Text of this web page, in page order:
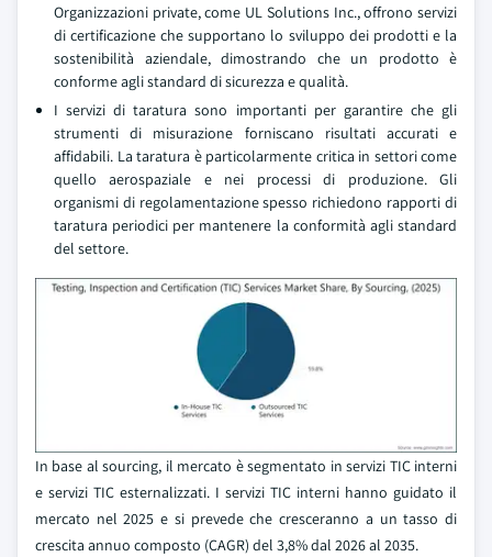
Organizzazioni private, come UL Solutions Inc., offrono servizi
di certificazione che supportano lo sviluppo dei prodotti e la
sostenibilità aziendale, dimostrando che un prodotto è
conforme agli standard di sicurezza e qualità.
I servizi di taratura sono importanti per garantire che gli
strumenti di misurazione forniscano risultati accurati e
affidabili. La taratura è particolarmente critica in settori come
quello aerospaziale e nei processi di produzione. Gli
organismi di regolamentazione spesso richiedono rapporti di
taratura periodici per mantenere la conformità agli standard
del settore.
In base al sourcing, il mercato è segmentato in servizi TIC interni
e servizi TIC esternalizzati. I servizi TIC interni hanno guidato il
mercato nel 2025 e si prevede che cresceranno a un tasso di
crescita annuo composto (CAGR) del 3,8% dal 2026 al 2035.